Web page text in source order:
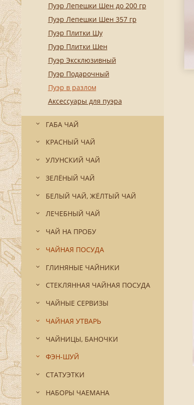
Пуэр Лепешки Шен до 200 гр
Пуэр Лепешки Шен 357 гр
Пуэр Плитки Шу
Пуэр Плитки Шен
Пуэр Эксклюзивный
Пуэр Подарочный
Пуэр в разлом
Аксессуары для пуэра
ГАБА ЧАЙ
КРАСНЫЙ ЧАЙ
УЛУНСКИЙ ЧАЙ
ЗЕЛЁНЫЙ ЧАЙ
БЕЛЫЙ ЧАЙ, ЖЁЛТЫЙ ЧАЙ
ЛЕЧЕБНЫЙ ЧАЙ
ЧАЙ НА ПРОБУ
ЧАЙНАЯ ПОСУДА
ГЛИНЯНЫЕ ЧАЙНИКИ
СТЕКЛЯННАЯ ЧАЙНАЯ ПОСУДА
ЧАЙНЫЕ СЕРВИЗЫ
ЧАЙНАЯ УТВАРЬ
ЧАЙНИЦЫ, БАНОЧКИ
ФЭН-ШУЙ
СТАТУЭТКИ
НАБОРЫ ЧАЕМАНА